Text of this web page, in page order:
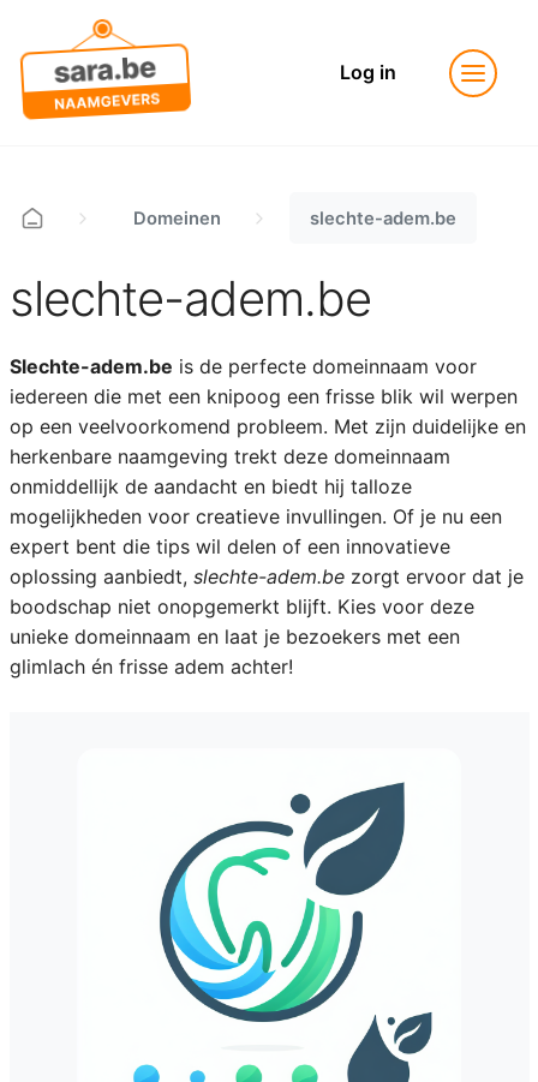
Log in
Domeinen slechte-adem.be
slechte-adem.be
Slechte-adem.be is de perfecte domeinnaam voor
iedereen die met een knipoog een frisse blik wil werpen
op een veelvoorkomend probleem. Met zijn duidelijke en
herkenbare naamgeving trekt deze domeinnaam
onmiddellijk de aandacht en biedt hij talloze
mogelijkheden voor creatieve invullingen. Of je nu een
expert bent die tips wil delen of een innovatieve
oplossing aanbiedt, slechte-adem.bezorgt ervoor dat je
boodschap niet onopgemerkt blijft. Kies voor deze
unieke domeinnaam en laat je bezoekers met een
glimlach én frisse adem achter!